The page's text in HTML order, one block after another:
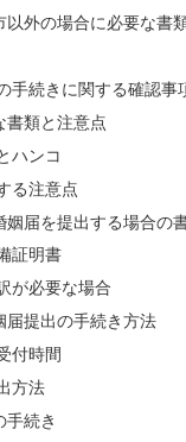
以外の場合に必要な書
手続きに関する確認事
書類と注意点
ハンコ
る注意点
姻届を提出する場合の
証明書
が必要な場合
届提出の手続き方法
付時間
方法
手続き